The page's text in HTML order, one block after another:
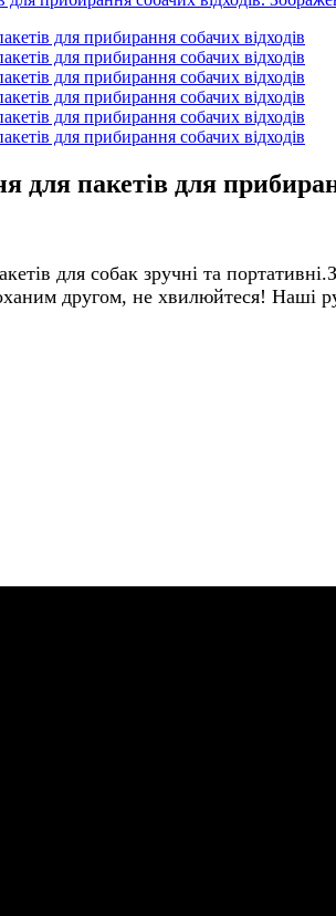
для пакетів для
для собак зручні та портативні.
другом, не хвилюйтеся! Наші